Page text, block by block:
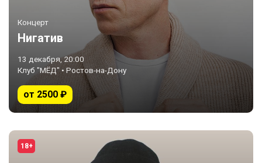
Концерт
Нигатив
13 декабря, 20:00
Клуб "МЁД" • Ростов-на-Дону
от 2500 ₽
18+